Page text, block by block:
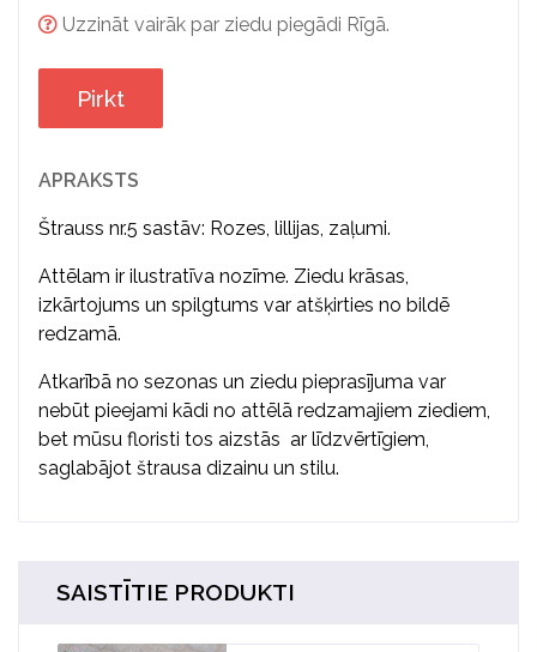
Uzzināt vairāk par ziedu piegādi Rīgā.
Pirkt
APRAKSTS
Štrauss nr.5 sastāv: Rozes, lillijas, zaļumi.
Attēlam ir ilustratīva nozīme. Ziedu krāsas,
izkārtojums un spilgtums var atšķirties no bildē
redzamā.
Atkarībā no sezonas un ziedu pieprasījuma var
nebūt pieejami kādi no attēlā redzamajiem ziediem,
bet mūsu floristi tos aizstās ar līdzvērtīgiem,
saglabājot štrausa dizainu un stilu.
SAISTĪTIE PRODUKTI